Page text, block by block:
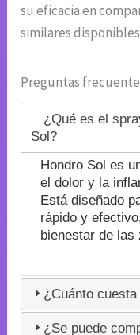
su eficacia en
similares
Preguntas
¿Qué es el
Sol?
Hondro Sol es
el dolor y la
Está diseñado
rápido y
bienestar de las
¿Cuánto
¿Se puede